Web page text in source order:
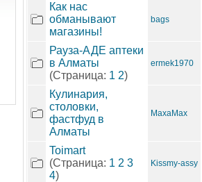
Как нас
обманывают
магазины!
bags
Рауза-АДЕ аптеки
в Алматы
(Страница: 1 2)
ermek1970
Кулинария,
столовки,
фастфуд в
Алматы
MaxaMax
Toimart
(Страница: 1 2 3
4)
Kissmy-assy